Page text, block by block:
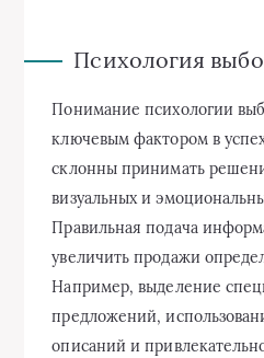
Психология
Понимание психологии
ключевым фактором в
склонны принимать
визуальных и
Правильная подача
увеличить продажи
Например, выделение
предложений,
описаний и